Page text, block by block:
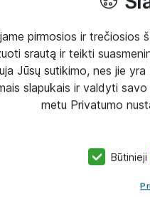
pirmosios ir trečiosios
srautą ir teikti
Jūsų sutikimo, nes jie
slapukais ir valdyti
metu Privatumo
Būtinieji